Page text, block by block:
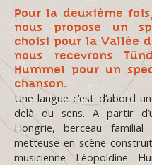
Pour la deuxième
nous propose un
choisi pour la Vallée
nous recevrons
Hummel pour un
chanson.
Une langue c’est d’abord
delà du sens. A partir
Hongrie, berceau
metteuse en scène
musicienne Léopoldine